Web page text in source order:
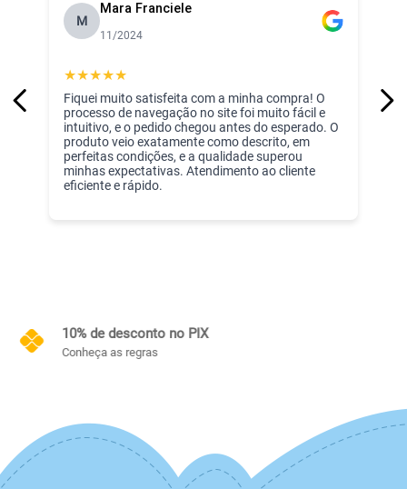
- Leve e Fácil de Manusear
- Ideal para Viagens e Passeios
Incomfral experiência de mais de 43 anos no ramo de enxoval
para bebê!
M
Mara Franciele
11/2024
★★★★★
Fiquei muito satisfeita com a minha compra! O
processo de navegação no site foi muito fácil e
intuitivo, e o pedido chegou antes do esperado. O
produto veio exatamente como descrito, em
perfeitas condições, e a qualidade superou
minhas expectativas. Atendimento ao cliente
eficiente e rápido.
Frete Grátis